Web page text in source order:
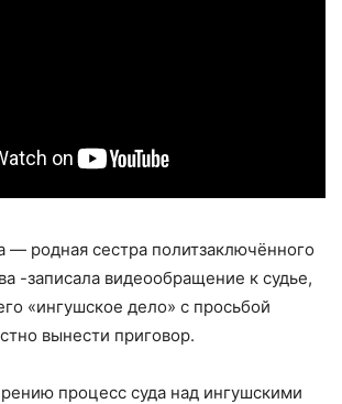
— родная сестра политзаключённого
-записала видеообращение к судье,
«ингушское дело» с просьбой
вынести приговор.
процесс суда над ингушскими